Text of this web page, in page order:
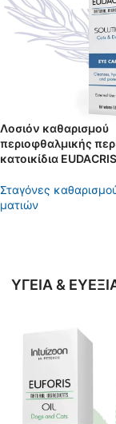
Λοσιόν καθαρισμού
περιοφθαλμικής
κατοικίδια
Σταγόνες
ματιών
YΓΕΙΑ &